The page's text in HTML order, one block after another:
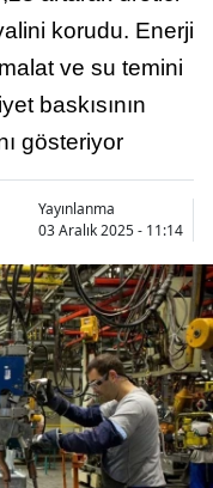
korudu. Enerji
ve su temini
baskısının
gösteriyor
Yayınlanma
03 Aralık 2025 - 11:14